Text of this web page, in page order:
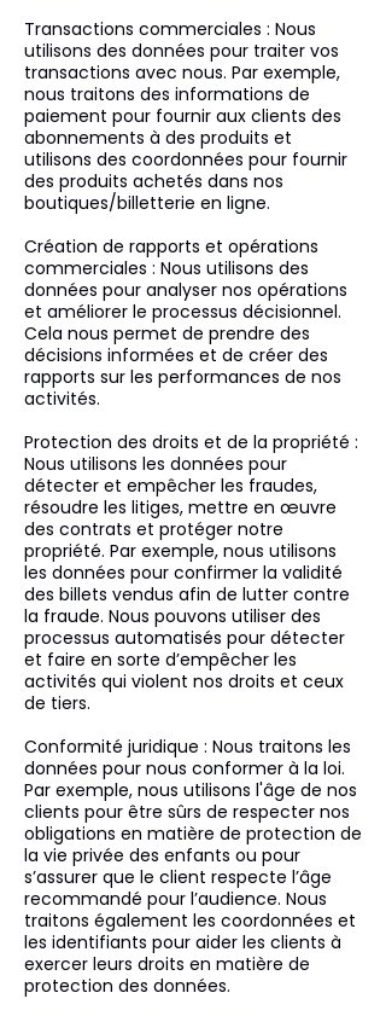
Transactions commerciales : Nous
utilisons des données pour traiter vos
transactions avec nous. Par exemple,
nous traitons des informations de
paiement pour fournir aux clients des
abonnements à des produits et
utilisons des coordonnées pour fournir
des produits achetés dans nos
boutiques/billetterie en ligne.
Création de rapports et opérations
commerciales : Nous utilisons des
données pour analyser nos opérations
et améliorer le processus décisionnel.
Cela nous permet de prendre des
décisions informées et de créer des
rapports sur les performances de nos
activités.
Protection des droits et de la propriété :
Nous utilisons les données pour
détecter et empêcher les fraudes,
résoudre les litiges, mettre en œuvre
des contrats et protéger notre
propriété. Par exemple, nous utilisons
les données pour confirmer la validité
des billets vendus afin de lutter contre
la fraude. Nous pouvons utiliser des
processus automatisés pour détecter
et faire en sorte d’empêcher les
activités qui violent nos droits et ceux
de tiers.
Conformité juridique : Nous traitons les
données pour nous conformer à la loi.
Par exemple, nous utilisons l'âge de nos
clients pour être sûrs de respecter nos
obligations en matière de protection de
la vie privée des enfants ou pour
s’assurer que le client respecte l’âge
recommandé pour l’audience. Nous
traitons également les coordonnées et
les identifiants pour aider les clients à
exercer leurs droits en matière de
protection des données.